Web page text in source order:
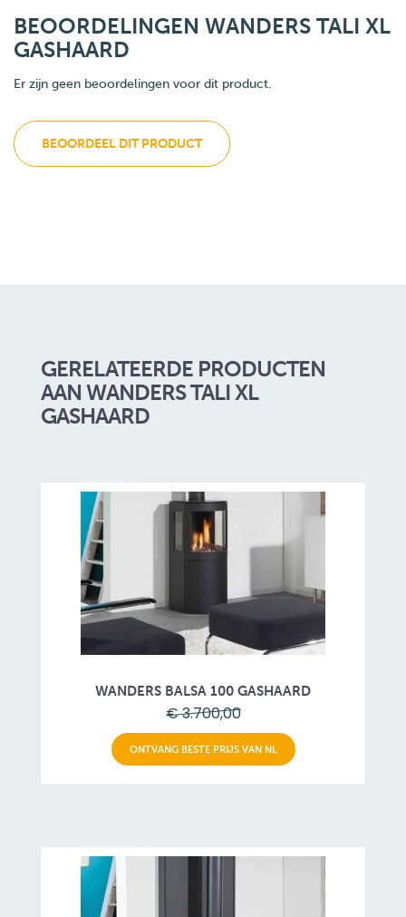
BEOORDELINGEN WANDERS TALI XL
GASHAARD
Er zijn geen beoordelingen voor dit product.
BEOORDEEL DIT PRODUCT
GERELATEERDE PRODUCTEN
AAN WANDERS TALI XL
GASHAARD
WANDERS BALSA 100 GASHAARD
€ 3.700,00
ONTVANG BESTE PRIJS VAN NL